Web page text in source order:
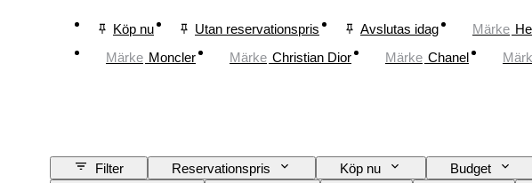
Köp nu Utan reservationspris Avslutas idag Märke
Märke Moncler Märke Christian Dior Märke Chanel
Filter Reservationspris Köp nu Budget